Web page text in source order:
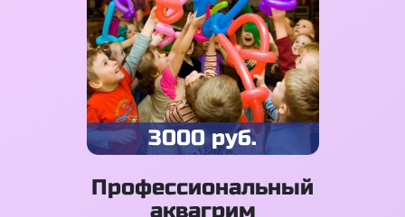
3000 руб.
Профессиональный
аквагрим